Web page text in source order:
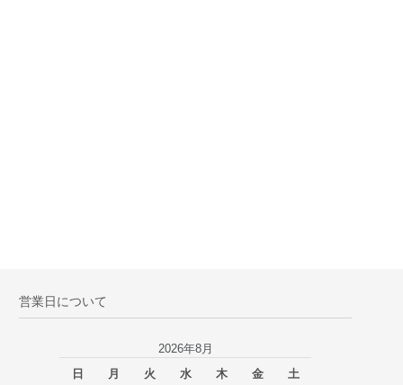
営業日について
2026年8月
日
月 火 水 木 金 土